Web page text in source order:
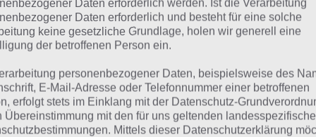
Farbumwandlers die weißen in
dann ebenfalls in eine Schale
muss man auf dem Spielfeld Striche
werden die weißen Kreise
entsprechende Richtung. Dank der
realisitisch, sodass man erahnen
oder fallen werden.
Daten erforderlich werden. Ist die Verarbeitung
Daten erforderlich und besteht für eine solche
keine gesetzliche Grundlage, holen wir generell eine
der betroffenen Person ein.
personenbezogener Daten, beispielsweise des
E-Mail-Adresse oder Telefonnummer einer betroffenen
erfolgt stets im Einklang mit der Datenschutz-
Übereinstimmung mit den für uns geltenden
Mittels dieser Datenschutzerklärung